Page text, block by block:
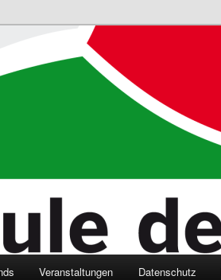
Bildungsnetzwerk des Kreises Lippe
Veranstaltungen Datenschutz